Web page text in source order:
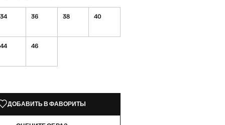
34 36 38 40
44 46
ДОБАВИТЬ В ФАВОРИТЫ